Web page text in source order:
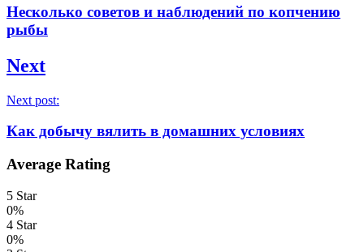
Несколько советов и наблюдений по копчению
рыбы
Next
Next post:
Как добычу вялить в домашних условиях
Average Rating
5 Star
0%
4 Star
0%